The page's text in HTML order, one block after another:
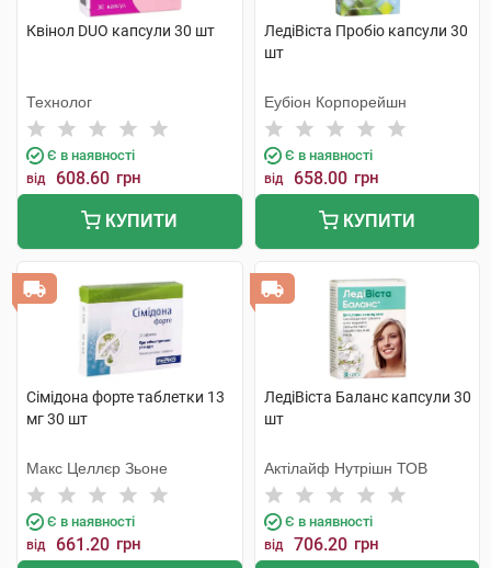
Квінол DUO капсули 30 шт
Технолог
Є в наявності
від 608.60 грн
КУПИТИ
ЛедіВіста Пробіо капсули 30
шт
Еубіон Корпорейшн
Є в наявності
від 658.00 грн
КУПИТИ
Сімідона форте таблетки 13
мг 30 шт
Макс Целлєр Зьоне
Є в наявності
від 661.20 грн
ЛедіВіста Баланс капсули 30
шт
Актілайф Нутрішн ТОВ
Є в наявності
від 706.20 грн